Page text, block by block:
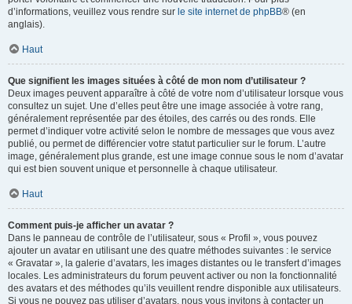
d’informations, veuillez vous rendre sur le site internet de phpBB® (en
anglais).
Haut
Que signifient les images situées à côté de mon nom d’utilisateur ?
Deux images peuvent apparaître à côté de votre nom d’utilisateur lorsque vous
consultez un sujet. Une d’elles peut être une image associée à votre rang,
généralement représentée par des étoiles, des carrés ou des ronds. Elle
permet d’indiquer votre activité selon le nombre de messages que vous avez
publié, ou permet de différencier votre statut particulier sur le forum. L’autre
image, généralement plus grande, est une image connue sous le nom d’avatar
qui est bien souvent unique et personnelle à chaque utilisateur.
Haut
Comment puis-je afficher un avatar ?
Dans le panneau de contrôle de l’utilisateur, sous « Profil », vous pouvez
ajouter un avatar en utilisant une des quatre méthodes suivantes : le service
« Gravatar », la galerie d’avatars, les images distantes ou le transfert d’images
locales. Les administrateurs du forum peuvent activer ou non la fonctionnalité
des avatars et des méthodes qu’ils veuillent rendre disponible aux utilisateurs.
Si vous ne pouvez pas utiliser d’avatars, nous vous invitons à contacter un